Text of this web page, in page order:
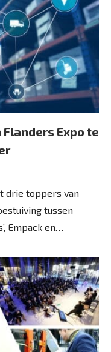
Expo te
drie toppers van
tussen
Empack en…